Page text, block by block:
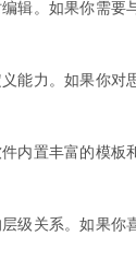
辑。如果你需要
能力。如果你对
内置丰富的模板
级关系。如果你